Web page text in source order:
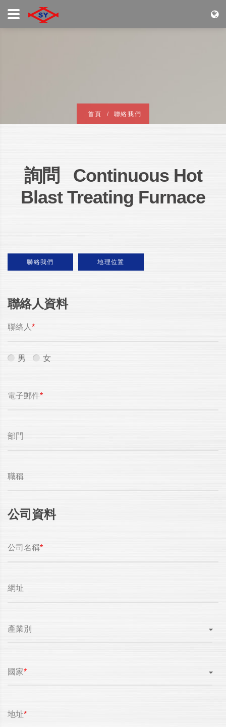
首頁 聯絡我們
詢問 Continuous Hot
Blast Treating Furnace
聯絡我們 地理位置
聯絡人資料
聯絡人 *
男 女
電子郵件*
部門
職稱
公司資料
公司名稱*
網址
產業別
國家
地址*